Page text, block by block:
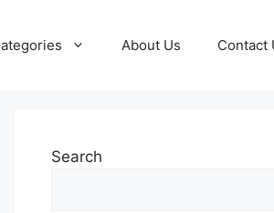
About Us Contact
Search